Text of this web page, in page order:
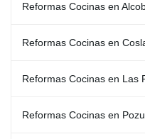
Reformas Cocinas en
Reformas Cocinas en
Reformas Cocinas en Las
Reformas Cocinas en